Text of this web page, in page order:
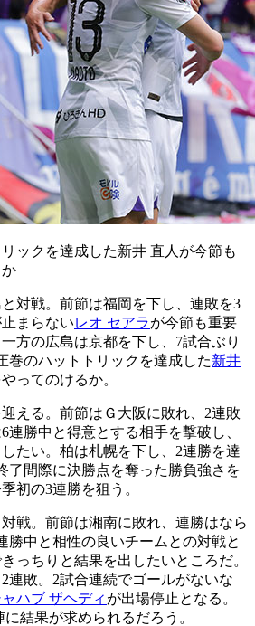
ックを達成した新井 直人が今節も
対戦。前節は福岡を下し、連敗を3
まらないレオ セアラが今節も重要
方の広島は京都を下し、7試合ぶり
巻のハットトリックを達成した新井
ってのけるか。
える。前節はＧ大阪に敗れ、2連敗
連勝中と得意とする相手を撃破し、
たい。柏は札幌を下し、2連勝を達
了間際に決勝点を奪った勝負強さを
初の3連勝を狙う。
戦。前節は湘南に敗れ、連勝はなら
勝中と相性の良いチームとの対戦と
っちりと結果を出したいところだ。
連敗。2試合連続でゴールがないな
ャハブ ザヘディ が出場停止となる。
結果が求められるだろう。